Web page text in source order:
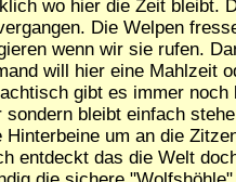
wo hier die Zeit bleibt.
Die Welpen
wenn wir sie rufen.
will hier eine Mahlzeit
gibt es immer noch
sondern bleibt einfach
Hinterbeine um an die
entdeckt das die Welt